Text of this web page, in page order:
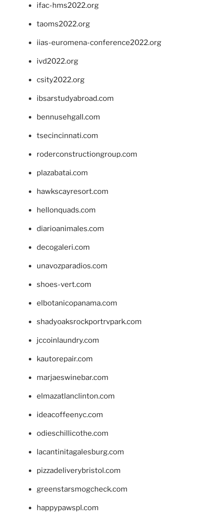
ifac-hms2022.org
taoms2022.org
iias-euromena-conference2022.org
ivd2022.org
csity2022.org
ibsarstudyabroad.com
bennusehgall.com
tsecincinnati.com
roderconstructiongroup.com
plazabatai.com
hawkscayresort.com
hellonquads.com
diarioanimales.com
decogaleri.com
unavozparadios.com
shoes-vert.com
elbotanicopanama.com
shadyoaksrockportrvpark.com
jccoinlaundry.com
kautorepair.com
marjaeswinebar.com
elmazatlanclinton.com
ideacoffeenyc.com
odieschillicothe.com
lacantinitagalesburg.com
pizzadeliverybristol.com
greenstarsmogcheck.com
happypawspl.com